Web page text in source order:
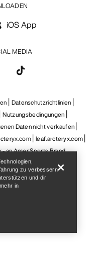
MEDIA
iOS App
Datenschutzrichtlinien
Nutzungsbedingungen
Daten nicht verkaufen
leaf.arcteryx.com
an Amer Sports Brand
zu verbessern
und dir
in